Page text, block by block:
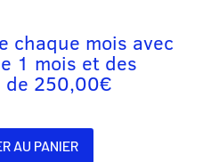
chaque mois avec
1 mois et des
250,00€
AU PANIER